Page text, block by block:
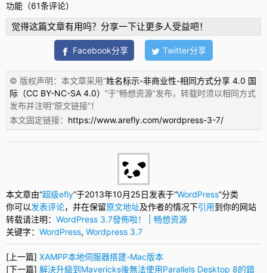
功能（61条评论）
觉得这篇文章有用吗？分享一下让更多人受益吧！
Facebook分享 Twitter分享
© 版权声明：本文章采用“姓名标示-非商业性-相同方式分享 4.0 国
际（CC BY-NC-SA 4.0） ”于“畅想资源”发布，转载时须以相同方式
发布并注明“原文链接”！
本文固定链接： https://www.arefly.com/wordpress-3-7/
本文章由“超级efly”于2013年10月25日发表于“WordPress”分类
你可以发表评论，并在保留原文地址及作者的情况下引用到你的网站
转载请注明： WordPress 3.7發佈啦！ | 畅想资源
关键字： WordPress, Wordpress 3.7
[上一篇] XAMPP本地伺服器搭建-Mac版本
[下一篇] 解決升級到Mavericks後無法使用Parallels Desktop 8的錯